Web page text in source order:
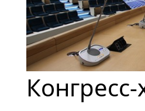
Конгресс-